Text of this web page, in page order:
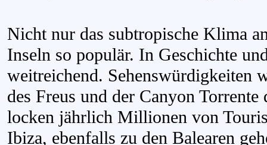
Nicht nur das subtropische Klima
Inseln so populär. In Geschichte
weitreichend. Sehenswürdigkeiten
des Freus und der Canyon
locken jährlich Millionen von
Ibiza, ebenfalls zu den Balearen